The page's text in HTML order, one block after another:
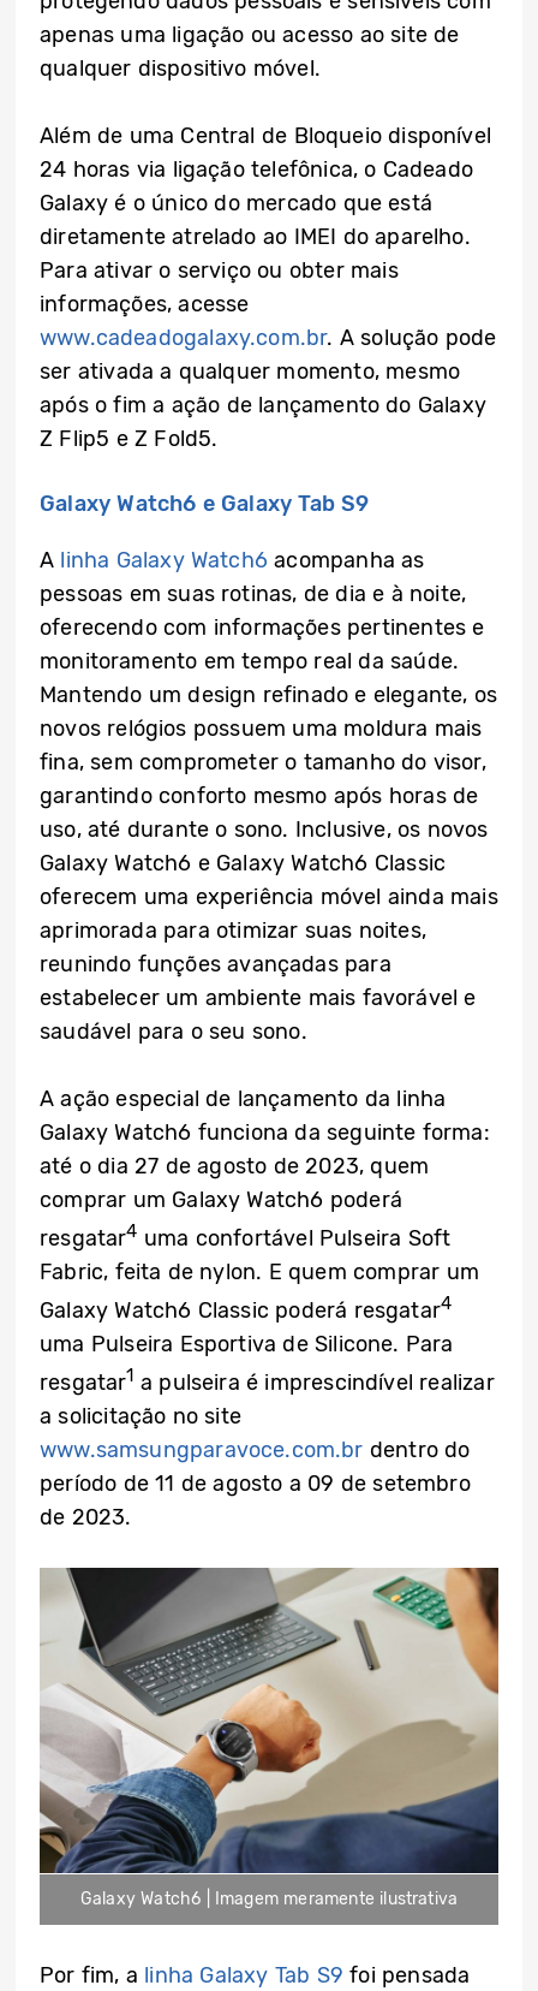
apenas uma ligação ou acesso ao site de
qualquer dispositivo móvel.
Além de uma Central de Bloqueio disponível
24 horas via ligação telefônica, o Cadeado
Galaxy é o único do mercado que está
diretamente atrelado ao IMEI do aparelho.
Para ativar o serviço ou obter mais
informações, acesse
www.cadeadogalaxy.com.br. A solução pode
ser ativada a qualquer momento, mesmo
após o fim a ação de lançamento do Galaxy
Z Flip5 e Z Fold5.
Galaxy Watch6 e Galaxy Tab S9
A linha Galaxy Watch6 acompanha as
pessoas em suas rotinas, de dia e à noite,
oferecendo com informações pertinentes e
monitoramento em tempo real da saúde.
Mantendo um design refinado e elegante, os
novos relógios possuem uma moldura mais
fina, sem comprometer o tamanho do visor,
garantindo conforto mesmo após horas de
uso, até durante o sono. Inclusive, os novos
Galaxy Watch6 e Galaxy Watch6 Classic
oferecem uma experiência móvel ainda mais
aprimorada para otimizar suas noites,
reunindo funções avançadas para
estabelecer um ambiente mais favorável e
saudável para o seu sono.
A ação especial de lançamento da linha
Galaxy Watch6 funciona da seguinte forma:
até o dia 27 de agosto de 2023, quem
comprar um Galaxy Watch6 poderá
resgatar4 uma confortável Pulseira Soft
Fabric, feita de nylon. E quem comprar um
Galaxy Watch6 Classic poderá resgatar4
uma Pulseira Esportiva de Silicone. Para
resgatar1 a pulseira é imprescindível realizar
a solicitação no site
www.samsungparavoce.com.br dentro do
período de 11 de agosto a 09 de setembro
de 2023.
Galaxy Watch6 | Imagem meramente ilustrativa
Por fim, a linha Galaxy Tab S9 foi pensada